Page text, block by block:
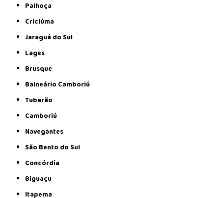
Palhoça
Criciúma
Jaraguá do Sul
Lages
Brusque
Balneário Camboriú
Tubarão
Camboriú
Navegantes
São Bento do Sul
Concórdia
Biguaçu
Itapema